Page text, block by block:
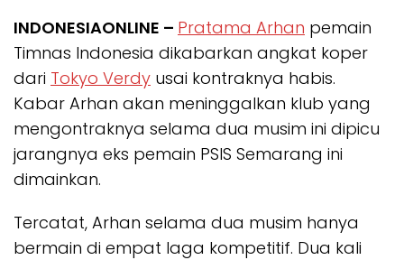
INDONESIAONLINE – Pratama Arhan pemain
Timnas Indonesia dikabarkan angkat koper
dari Tokyo Verdy usai kontraknya habis.
Kabar Arhan akan meninggalkan klub yang
mengontraknya selama dua musim ini dipicu
jarangnya eks pemain PSIS Semarang ini
dimainkan.
Tercatat, Arhan selama dua musim hanya
bermain di empat laga kompetitif. Dua kali